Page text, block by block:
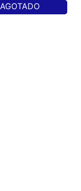
AGOTADO